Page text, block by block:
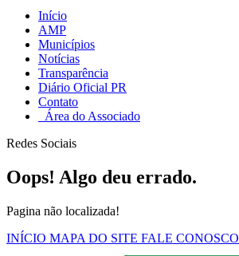
Início
AMP
Municípios
Notícias
Transparência
Diário Oficial PR
Contato
Área do Associado
Redes Sociais
Oops! Algo deu errado.
Pagina não localizada!
INÍCIO MAPA DO SITE FALE CONOSCO